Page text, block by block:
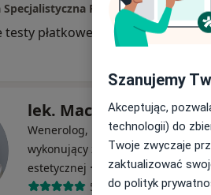
Indywidualna Specjalistyczna Praktyka Lekarska Katarzyna Kałuc-Kunach
płatkowe 400
lek. Maciej Bujnowski
Wenerolog, Dermatolog, Lekarz
wykonujący zabiegi medycyny
estetycznej · Więcej
566 opinii
Szanujemy
Akceptując,
technologii) do
Twoje zwyczaje
zaktualizować
do polityk